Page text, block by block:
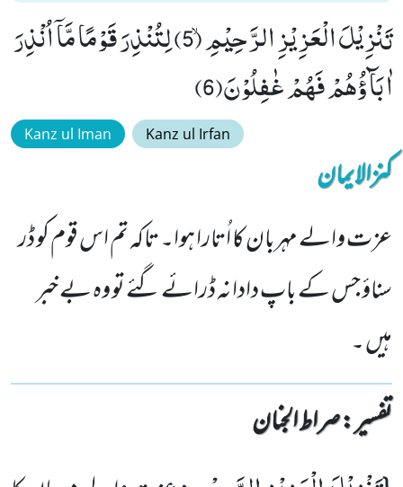
تَنْزِیْلَ الْعَزِیْزِ الرَّحِیْمِۙ (5) لِتُنْذِرَ قَوْمًا مَّاۤ اُنْذِرَ
اٰبَآؤُهُمْ فَهُمْ غٰفِلُوْنَ(6)
Kanz ul Iman Kanz ul Irfan
کنزالایمان
عزت والے مہربان کا اُتارا ہوا۔ تاکہ تم اس قوم کو ڈر
سناؤ جس کے باپ دادا نہ ڈرائے گئے تو وہ بے خبر
ہیں ۔
تفسیر : ‎صراط الجنان